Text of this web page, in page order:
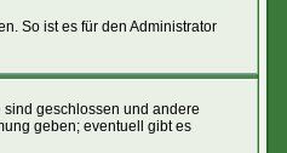
So ist es für den Administrator
sind geschlossen und andere
geben; eventuell gibt es